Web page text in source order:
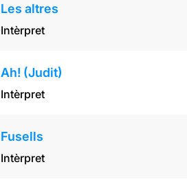
Les altres
Intèrpret
Ah! (Judit)
Intèrpret
Fusells
Intèrpret